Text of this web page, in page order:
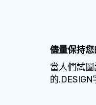
儘量保持
當人們試
的